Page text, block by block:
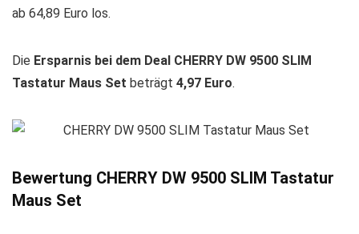
ab 64,89 Euro los.
Die Ersparnis bei dem Deal CHERRY DW 9500 SLIM
Tastatur Maus Set beträgt 4,97 Euro.
Bewertung CHERRY DW 9500 SLIM Tastatur
Maus Set